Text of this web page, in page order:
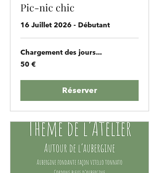
Pic-nic chic
16 Juillet 2026 - Débutant
Chargement des jours...
50
euros
50 €
Réserver